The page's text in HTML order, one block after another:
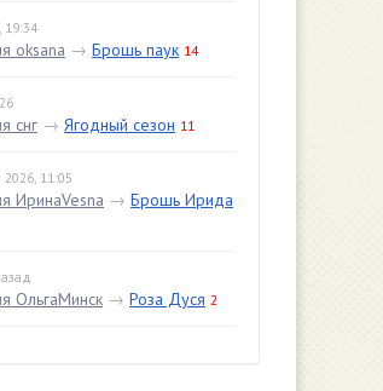
19:34
oksana → Брошь паук 14
снг → Ягодный сезон 11
2026, 11:05
ИринаVesna → Брошь Ирида
ОльгаМинск → Роза Дуся 2